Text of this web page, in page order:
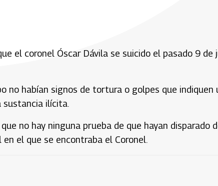
el coronel Óscar Dávila se suicido el pasado 9 de
no habían signos de tortura o golpes que indiquen
sustancia ilícita.
no hay ninguna prueba de que hayan disparado
el que se encontraba el Coronel.